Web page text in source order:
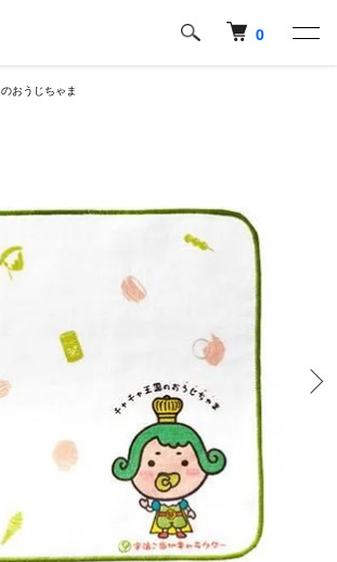
0
おうじちゃま